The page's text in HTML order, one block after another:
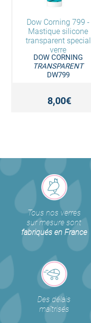
Dow Corning 799 -
Mastique silicone
transparent special
verre
DOW CORNING
TRANSPARENT
DW799
8,00€
Tous nos verres
sur mesure sont
fabriqués en France
Des délais
maîtrisés